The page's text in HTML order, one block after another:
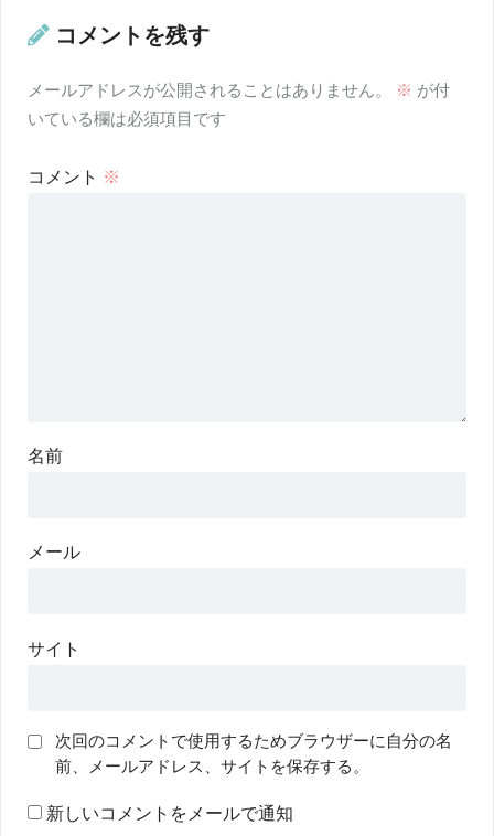
コメントを残す
メールアドレスが公開されることはありません。 ※ が付
いている欄は必須項目です
コメント ※
名前
メール
サイト
次回のコメントで使用するためブラウザーに自分の名
前、メールアドレス、サイトを保存する。
新しいコメントをメールで通知